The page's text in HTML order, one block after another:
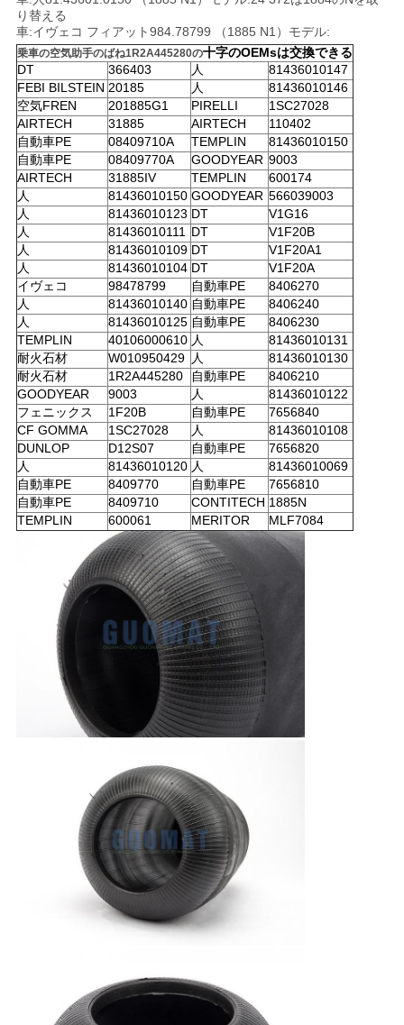
り替える
車:イヴェコ フィアット984.78799 （1885 N1）モデル:
乗車の空気助手のばね1R2A445280の十字のOEMsは交換できる
DT
366403 人
81436010147
FEBI BILSTEIN 20185 人
81436010146
空気FREN
201885G1 PIRELLI
1SC27028
AIRTECH
31885 AIRTECH
110402
自動車PE
08409710A TEMPLIN
81436010150
自動車PE
08409770A GOODYEAR 9003
AIRTECH
31885IV TEMPLIN
600174
人
81436010150 GOODYEAR 566039003
人
81436010123 DT
V1G16
人
81436010111 DT
V1F20B
人
81436010109 DT
V1F20A1
人
81436010104 DT
V1F20A
イヴェコ
98478799 自動車PE
8406270
人
81436010140 自動車PE
8406240
人
81436010125 自動車PE
8406230
TEMPLIN
40106000610 人
81436010131
耐火石材
W010950429 人
81436010130
耐火石材
1R2A445280 自動車PE
8406210
GOODYEAR
9003 人
81436010122
フェニックス
1F20B 自動車PE
7656840
CF GOMMA
1SC27028 人
81436010108
DUNLOP
D12S07 自動車PE
7656820
人
81436010120 人
81436010069
自動車PE
8409770 自動車PE
7656810
自動車PE
8409710 CONTITECH 1885N
TEMPLIN
600061 MERITOR MLF7084